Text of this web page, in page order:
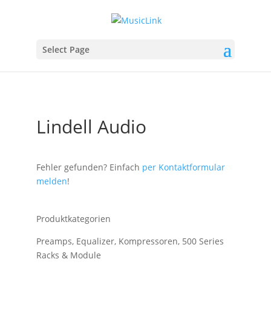
Select Page
Lindell Audio
Fehler gefunden? Einfach per Kontaktformular
melden!
Produktkategorien
Preamps, Equalizer, Kompressoren, 500 Series
Racks & Module